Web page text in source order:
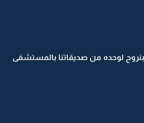
بنروح لوحده من صديقاتنا بالمستشفى